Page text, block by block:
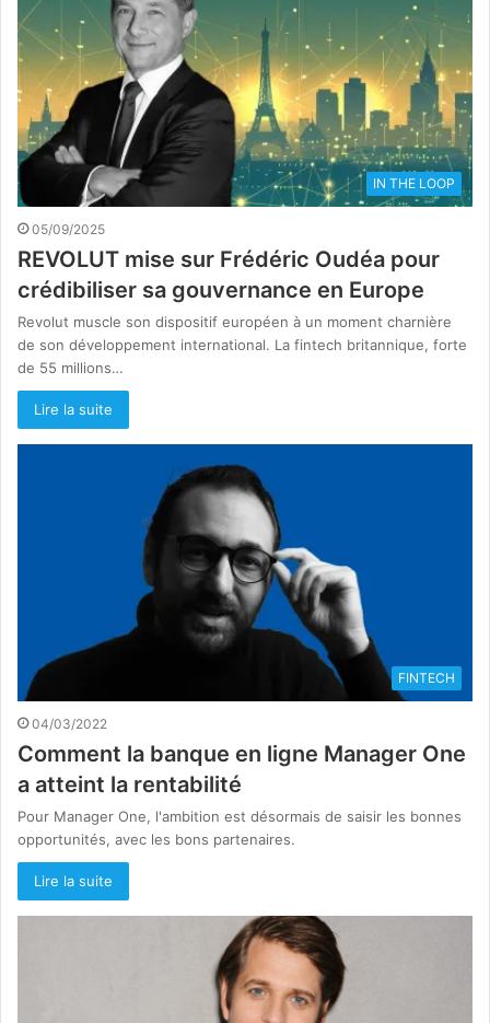
IN THE LOOP
05/09/2025
REVOLUT mise sur Frédéric Oudéa pour
crédibiliser sa gouvernance en Europe
Revolut muscle son dispositif européen à un moment charnière
de son développement international. La fintech britannique, forte
de 55 millions…
Lire la suite
FINTECH
04/03/2022
Comment la banque en ligne Manager One
a atteint la rentabilité
Pour Manager One, l'ambition est désormais de saisir les bonnes
opportunités, avec les bons partenaires.
Lire la suite